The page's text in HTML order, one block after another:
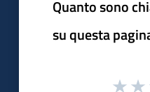
Quanto sono
su questa